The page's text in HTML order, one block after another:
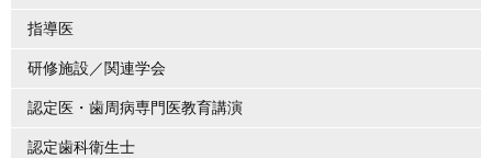
指導医
研修施設／関連学会
認定医・歯周病専門医教育講演
認定歯科衛生士